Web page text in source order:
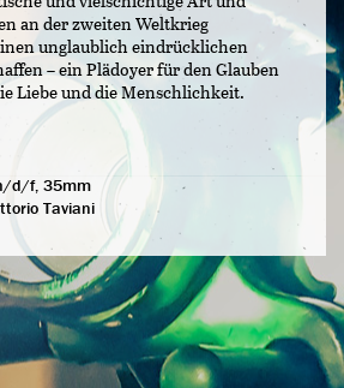
an der zweiten Weltkrieg
unglaublich eindrücklichen
– ein Plädoyer für den Glauben
Liebe und die Menschlichkeit.
d/f, 35mm
Taviani